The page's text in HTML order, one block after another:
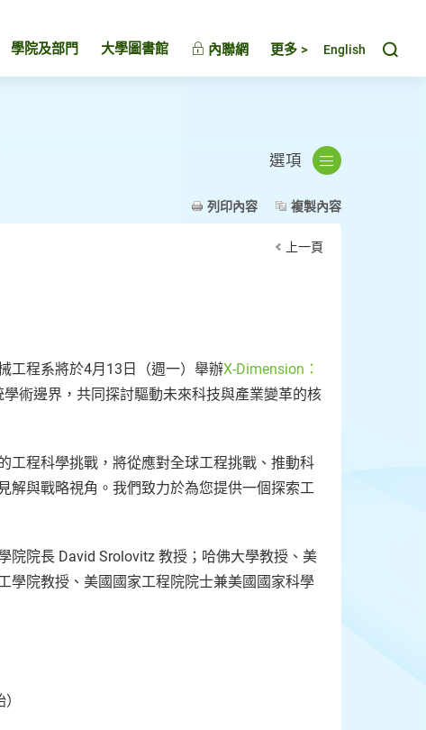
學院及部門 大學圖書館 內聯網 更多 > English
選項
列印內容 複製內容
上一頁
工程系將於4月13日（週一）舉辦X-Dimension：
術邊界，共同探討驅動未來科技與產業變革的核
工程科學挑戰，將從應對全球工程挑戰、推動科
解與戰略視角。我們致力於為您提供一個探索工
院院長 David Srolovitz 教授；哈佛大學教授、美
學院教授、美國國家工程院院士兼美國國家科學